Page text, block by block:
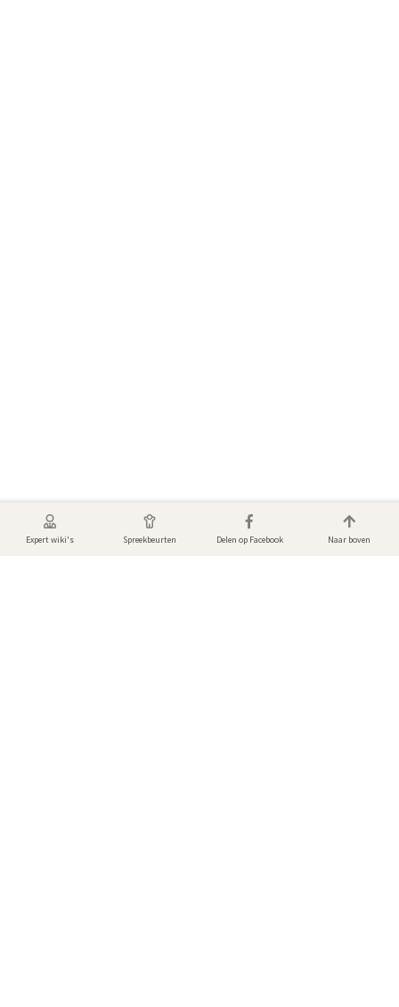
Expert wiki's Spreekbeurten Delen op Facebook Naar boven